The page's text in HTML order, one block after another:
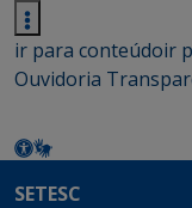
ir para conteúdoir
Ouvidoria
SETESC